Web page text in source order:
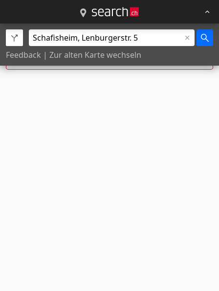
Feedback | Zur alten Karte wechseln
Die Eingabe wurde zuLenzburgerstr. 5,
Schafisheimkorrigiert.